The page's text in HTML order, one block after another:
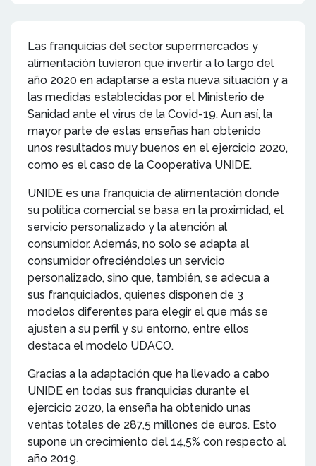
Las franquicias del sector supermercados y
alimentación tuvieron que invertir a lo largo del
año 2020 en adaptarse a esta nueva situación y a
las medidas establecidas por el Ministerio de
Sanidad ante el virus de la Covid-19. Aun así, la
mayor parte de estas enseñas han obtenido
unos resultados muy buenos en el ejercicio 2020,
como es el caso de la Cooperativa UNIDE.
UNIDE es una franquicia de alimentación donde
su política comercial se basa en la proximidad, el
servicio personalizado y la atención al
consumidor. Además, no solo se adapta al
consumidor ofreciéndoles un servicio
personalizado, sino que, también, se adecua a
sus franquiciados, quienes disponen de 3
modelos diferentes para elegir el que más se
ajusten a su perfil y su entorno, entre ellos
destaca el modelo UDACO.
Gracias a la adaptación que ha llevado a cabo
UNIDE en todas sus franquicias durante el
ejercicio 2020, la enseña ha obtenido unas
ventas totales de 287,5 millones de euros. Esto
supone un crecimiento del 14,5% con respecto al
año 2019.